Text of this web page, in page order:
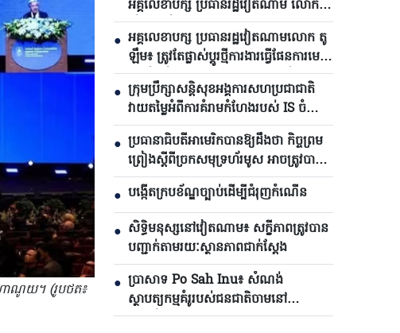
ហាណូយ។ (រូបថត៖
អគ្គលេខាបក្ស ប្រធានរដ្ឋវៀតណាម លោក តូ
ឡឹម មកបំពេញទស្សនកិច្ច
● អគ្គលេខាបក្ស ប្រធានរដ្ឋវៀតណាមលោក តូ
ឡឹម៖ ត្រូវតែផ្លាស់ប្ដូរថ្មីការងារធ្វើផែនការមេ
និងរៀបចំការអភិវឌ្ឍហេដ្ឋារចនាសម្ព័ន្ធ
● ក្រុមប្រឹក្សាសន្តិសុខអង្គការសហប្រជាជាតិ
វាយតម្លៃអំពីការគំរាមកំហែងរបស់ IS ចំពោះ
សន្តិភាព និងសន្តិសុខអន្តរជាតិ
● ប្រធានាធិបតីអាមេរិកបាន​ឱ្យដឹងថា កិច្ចព្រម
ព្រៀងស្តីពីច្រកសមុទ្រហ័រមូស អាចត្រូវបាន
ប្រកាសក្នុងរយៈពេល ៤៨ ម៉ោងខាងមុខ
● បង្កើតក្របខ័ណ្ឌច្បាប់ដើម្បីជំរុញកំណើន
● សិទ្ធិមនុស្សនៅវៀតណាម៖ សក្ខីភាពត្រូវបាន
បញ្ជាក់តាមរយៈស្ថានភាពជាក់ស្តែង
● ប្រាសាទ Po Sah Inu៖ សំណង់
ស្ថាបត្យកម្មគំរូរបស់ជនជាតិចាមនៅ
ខេត្តឡឹមដុង